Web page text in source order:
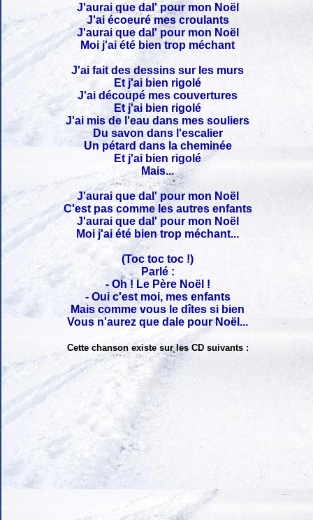
J'aurai que dal' pour mon Noël
J'ai écoeuré mes croulants
J'aurai que dal' pour mon Noël
Moi j'ai été bien trop méchant
J'ai fait des dessins sur les murs
Et j'ai bien rigolé
J'ai découpé mes couvertures
Et j'ai bien rigolé
J'ai mis de l'eau dans mes souliers
Du savon dans l'escalier
Un pétard dans la cheminée
Et j'ai bien rigolé
Mais...
J'aurai que dal' pour mon Noël
C'est pas comme les autres enfants
J'aurai que dal' pour mon Noël
Moi j'ai été bien trop méchant...
(Toc toc toc !)
Parlé :
- Oh ! Le Père Noël !
- Oui c'est moi, mes enfants
Mais comme vous le dîtes si bien
Vous n'aurez que dale pour Noël...
Cette chanson existe sur les CD suivants :